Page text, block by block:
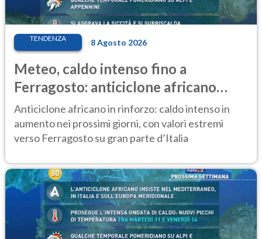
TENDENZA 8 Agosto 2026
Meteo, caldo intenso fino a
Ferragosto: anticiclone africano
ancora protagonista
Anticiclone africano in rinforzo: caldo intenso in
aumento nei prossimi giorni, con valori estremi
verso Ferragosto su gran parte d’Italia